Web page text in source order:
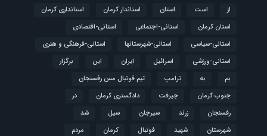
از
است استان استاندار کرمان
استانداری کرمان
استان کرمان
استانی-اجتماعی
استانی-اقتصادی
استانی-سیاسی
استانی-شهرستانها
استانی-فرهنگی و هنری
استانی-ورزشی
اسرائیل ایران این
برگزار
بم
به ترامپ
تیم فوتبال مس رفسنجان
جنوب کرمان
جیرفت دادگستری کرمان
در
رفسنجان
زرند سیرجان سیل
شد
شهرستان
شهید فوتبال كرمان
مردم